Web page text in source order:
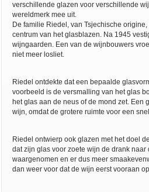
verschillende glazen voor verschillende
wereldmerk mee uit.
De familie Riedel, van Tsjechische
centrum van het glasblazen. Na 1945
wijngaarden. Een van de wijnbouwers
niet meer losliet.
Riedel ontdekte dat een bepaalde
voorbeeld is de versmalling van het glas
het glas aan de neus of de mond zet.
wijn, omdat de grotere ruimte voor een
Riedel ontwierp ook glazen met het doel
dat zijn glas voor zoete wijn de drank
waargenomen en er dus meer
dan weer voor dat de wijn eerst vooraan